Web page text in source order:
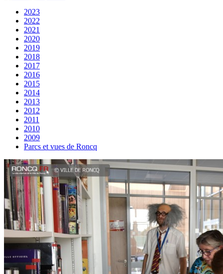
2023
2022
2021
2020
2019
2018
2017
2016
2015
2014
2013
2012
2011
2010
2009
Parcs et vues de Roncq